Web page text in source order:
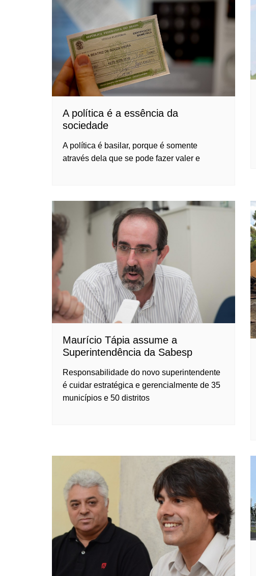
A política é a essência da
sociedade
A política é basilar, porque é somente
através dela que se pode fazer valer e
Maurício Tápia assume a
Superintendência da Sabesp
Responsabilidade do novo superintendente
é cuidar estratégica e gerencialmente de 35
municípios e 50 distritos